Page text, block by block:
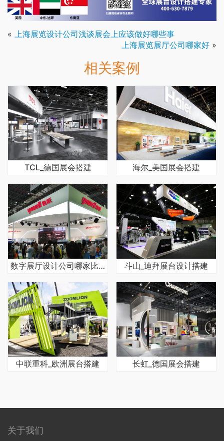
« 上海展览设计公司浅谈展会上应该做好哪些事
上海展览展厅公司哪家好 »
相关案例
TCL_德国展会搭建 海尔_美国展会搭建
数字展厅设计公司哪家比较强 斗山_迪拜展台设计搭建
中联重科_欧洲展台搭建 长虹_德国展会搭建
关于我们